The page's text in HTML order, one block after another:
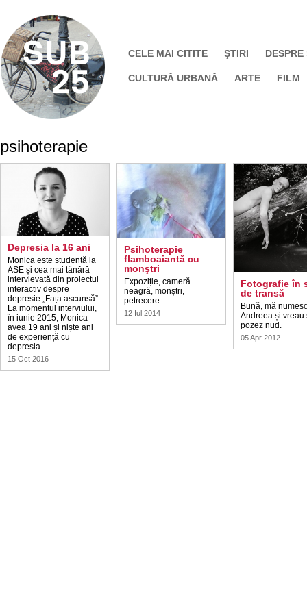
CELE MAI CITITE ŞTIRI DESPRE
CULTURĂ URBANĂ ARTE FILM
psihoterapie
Depresia la 16 ani
Monica este studentă la
ASE și cea mai tânără
intervievată din proiectul
interactiv despre
depresie „Fața ascunsă”.
La momentul interviului,
în iunie 2015, Monica
avea 19 ani și niște ani
de experiență cu
depresia.
15 Oct 2016
Psihoterapie
flamboaiantă cu
monştri
Expoziție, cameră
neagră, monștri,
petrecere.
12 Iul 2014
Fotografie în
de transă
Bună, mă
Andreea și vreau
pozez nud.
05 Apr 2012